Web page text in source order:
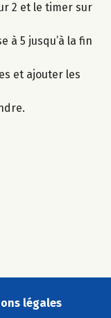
2 et le timer sur
à 5 jusqu’à la fin
et ajouter les
légales